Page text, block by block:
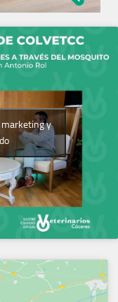
marketing y